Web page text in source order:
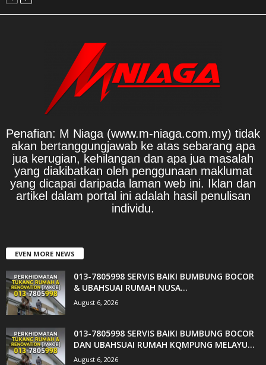
Penafian: M Niaga (www.m-niaga.com.my) tidak
akan bertanggungjawab ke atas sebarang apa
jua kerugian, kehilangan dan apa jua masalah
yang diakibatkan oleh penggunaan maklumat
yang dicapai daripada laman web ini. Iklan dan
artikel dalam portal ini adalah hasil penulisan
individu.
EVEN MORE NEWS
013-7805998 SERVIS BAIKI BUMBUNG BOCOR
& UBAHSUAI RUMAH NUSA...
August 6, 2026
013-7805998 SERVIS BAIKI BUMBUNG BOCOR
DAN UBAHSUAI RUMAH KQMPUNG MELAYU...
August 6, 2026